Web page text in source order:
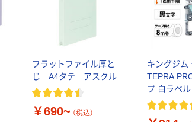
フラットファイル厚と
じ A4タテ アスクル
￥690~ （税込）
キングジム
TEPRA
プ 白ラベ
（黒文字）